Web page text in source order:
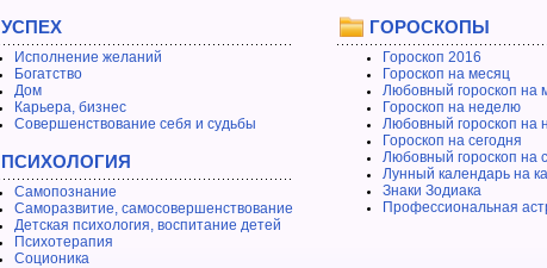
УСПЕХ
Исполнение желаний
Богатство
Дом
Карьера, бизнес
Совершенствование себя и судьбы
ПСИХОЛОГИЯ
Самопознание
Саморазвитие, самосовершенствование
Детская психология, воспитание детей
Психотерапия
Соционика
ГОРОСКОПЫ
Гороскоп 2016
Гороскоп на месяц
Любовный гороскоп на
Гороскоп на неделю
Любовный гороскоп на
Гороскоп на сегодня
Любовный гороскоп на
Лунный календарь на
Знаки Зодиака
Профессиональная